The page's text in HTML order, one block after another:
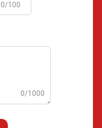
0/100
0/1000